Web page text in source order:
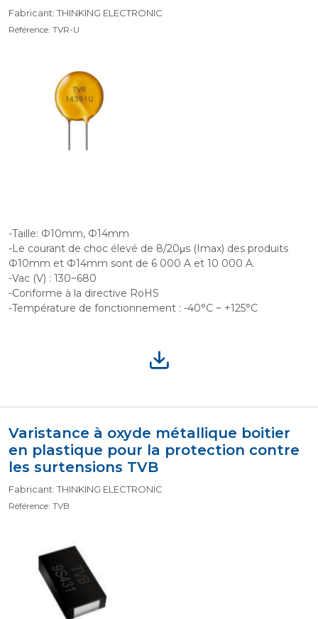
Fabricant: THINKING ELECTRONIC
Référence: TVR-U
-Taille: Ф10mm, Ф14mm
-Le courant de choc élevé de 8/20μs (Imax) des produits
Ф10mm et Ф14mm sont de 6 000 A et 10 000 A.
-Vac (V) : 130~680
-Conforme à la directive RoHS
-Température de fonctionnement : -40°C ~ +125°C
Varistance à oxyde métallique boitier
en plastique pour la protection contre
les surtensions TVB
Fabricant: THINKING ELECTRONIC
Référence: TVB